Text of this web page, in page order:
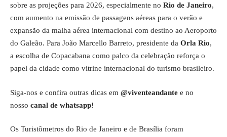
sobre as projeções para 2026, especialmente no Rio de Janeiro,
com aumento na emissão de passagens aéreas para o verão e
expansão da malha aérea internacional com destino ao Aeroporto
do Galeão. Para João Marcello Barreto, presidente da Orla Rio,
a escolha de Copacabana como palco da celebração reforça o
papel da cidade como vitrine internacional do turismo brasileiro.
Siga-nos e confira outras dicas em @viventeandante e no
nosso canal de whatsapp!
Os Turistômetros do Rio de Janeiro e de Brasília foram